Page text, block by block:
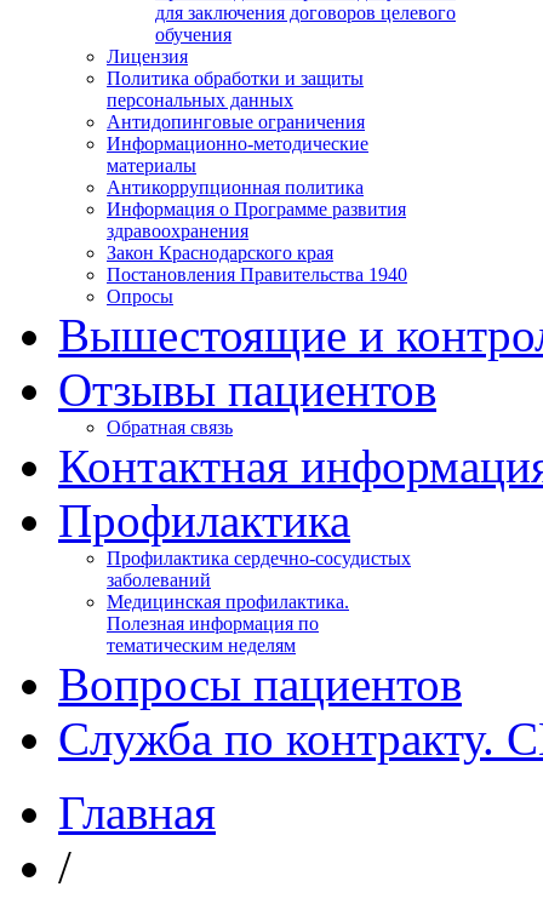
для заключения договоров целевого
обучения
Лицензия
Политика обработки и защиты
персональных данных
Антидопинговые ограничения
Информационно-методические
материалы
Антикоррупционная политика
Информация о Программе развития
здравоохранения
Закон Краснодарского края
Постановления Правительства 1940
Опросы
Вышестоящие и
Отзывы пациентов
Обратная связь
Контактная
Профилактика
Профилактика сердечно-сосудистых
заболеваний
Медицинская профилактика.
Полезная информация по
тематическим неделям
Вопросы пациентов
Служба по контракту.
Главная
/